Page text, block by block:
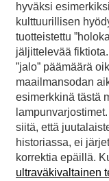
hyväksi
kulttuurillisen
tuotteistettu
jäljittelevää
”jalo” päämäärä
maailmansodan
esimerkkinä tästä
siitä, että
historiassa, ei
korrektia epäillä.
ultraväkivaltainen